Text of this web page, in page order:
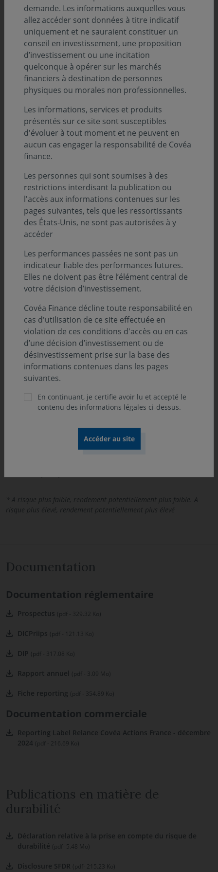
Description
Infos clés
Profil de risque (SRI) :
Niveau
1 Niveau
2 Niveau
3 Niveau
4 Niveau
5 Niveau
6
Durée de placement minimum conseillée :
5 ans
Zone d’investissement :
Devise :
EURO
Classification SFDR :
Art. 8
Position-recommandation AMF :
Catégorie 2 AMF
Orientation de gestion
L’OPCVM est sans classification. Il a pour objectif de
rechercher à long terme une plus-value des
investissements sur le marché des actions françaises et
valeurs assimilées par le biais d’une gestion active.
Aucun indicateur de référence n'est défini.
Principaux risques associés au fonds
Risque actions, Risque lié à la gestion discrétionnaire,
Risque de perte en capital, Risque de taux, Risque de
change. Les risques cités ne sont pas limitatifs. Pour
* A risque plus faible, rendement potentiellement plus faible. A
risque plus élevé, rendement potentiellement plus élevé
Documentation
Documentation réglementaire
Prospectus (pdf - 329.32 Ko)
DICPriips (pdf - 121.13 Ko)
DIP (pdf - 317.08 Ko)
Rapport annuel (pdf - 3.09 Mo)
Fiche reporting (pdf - 354.89 Ko)
Documentation commerciale
Reporting Label Relance Covéa Actions France - décembre
2024 (pdf - 216.69 Ko)
Publications en matière de
durabilité
Déclaration relative à la prise en compte du risque de
durabilité (pdf- 5.48 Mo)
Disclosure SFDR (pdf- 215.23 Ko)
demande. Les informations auxquelles vous
allez accéder sont données à titre indicatif
uniquement et ne sauraient constituer un
conseil en investissement, une proposition
d’investissement ou une incitation
quelconque à opérer sur les marchés
financiers à destination de personnes
physiques ou morales non professionnelles.
Les informations, services et produits
présentés sur ce site sont susceptibles
d'évoluer à tout moment et ne peuvent en
aucun cas engager la responsabilité de Covéa
finance.
Les personnes qui sont soumises à des
restrictions interdisant la publication ou
l'accès aux informations contenues sur les
pages suivantes, tels que les ressortissants
des États-Unis, ne sont pas autorisées à y
accéder
Les performances passées ne sont pas un
indicateur fiable des performances futures.
Elles ne doivent pas être l’élément central de
votre décision d’investissement.
Covéa Finance décline toute responsabilité en
cas d'utilisation de ce site effectuée en
violation de ces conditions d'accès ou en cas
d’une décision d’investissement ou de
désinvestissement prise sur la base des
informations contenues dans les pages
suivantes.
En continuant, je certifie avoir lu et accepté le
contenu des informations légales ci-dessus.